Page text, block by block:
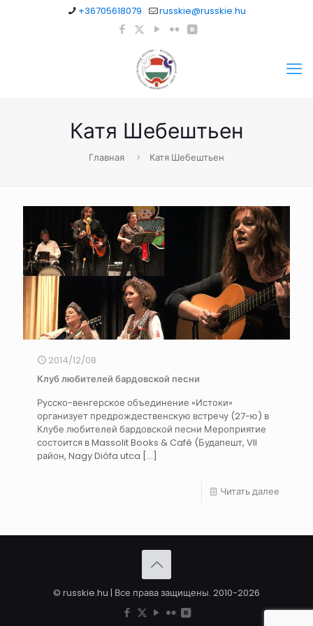
+36705618079 russkie@russkie.hu
Катя Шебештьен
Главная Катя Шебештьен
2014/12/08
Клуб любителей бардовской песни
Русско-венгерское объединение «Истоки»
организует предрождественскую встречу (27-ю) в
Клубе любителей бардовской песни Мероприятие
состоится в Massolit Books & Café (Будапешт, VII
район, Nagy Diófa utca […]
Читать далее
© russkie.hu | Все права защищены. 2010-2026